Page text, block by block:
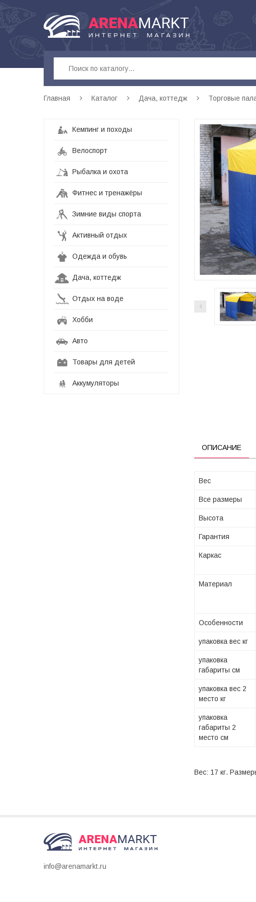
Главная Каталог Дача, коттедж Торговые
Кемпинг и походы
Велоспорт
Рыбалка и охота
Фитнес и тренажёры
Зимние виды спорта
Активный отдых
Одежда и обувь
Дача, коттедж
Отдых на воде
Хобби
Авто
Товары для детей
Аккумуляторы
ОПИСАНИЕ
Вес
Все размеры
Высота
Гарантия
Каркас
Материал
Особенности
упаковка вес кг
упаковка
габариты см
упаковка вес 2
место кг
упаковка
габариты 2
место см
Вес: 17 кг.
info@arenamarkt.ru